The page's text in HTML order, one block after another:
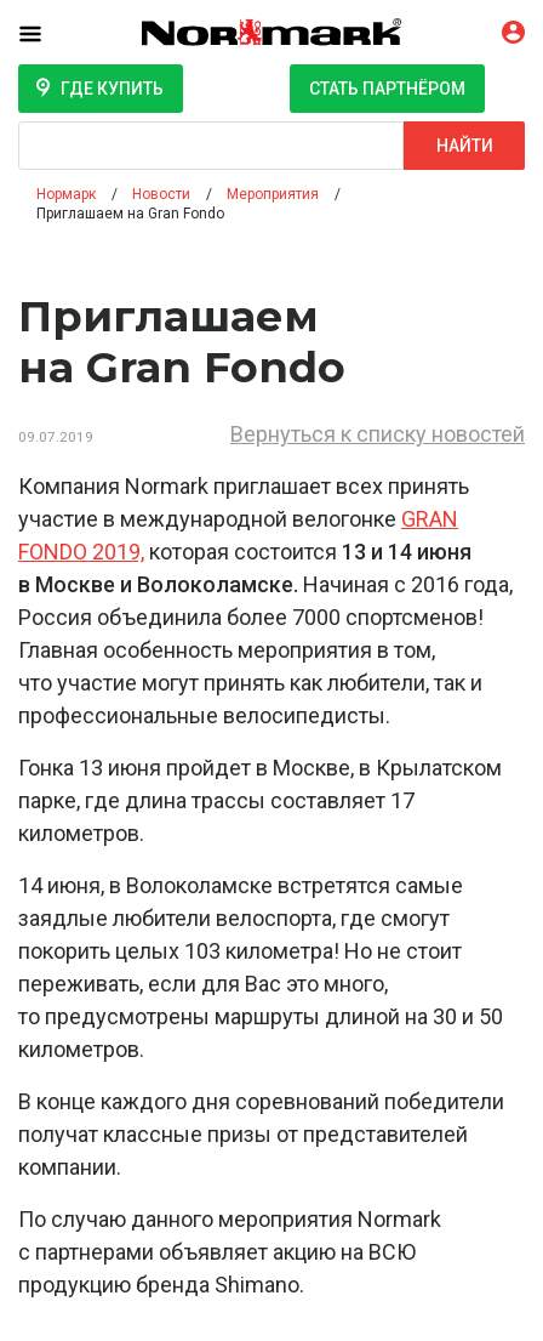
ГДЕ КУПИТЬ СТАТЬ ПАРТНЁРОМ
НАЙТИ
Нормарк Новости
Мероприятия
Приглашаем на Gran Fondo
Приглашаем
на Gran Fondo
09.07.2019 Вернуться к списку новостей
Компания Normark приглашает всех принять
участие в международной велогонке GRAN
FONDO 2019, которая состоится 13 и 14 июня
в Москве и Волоколамске. Начиная с 2016 года,
Россия объединила более 7000 спортсменов!
Главная особенность мероприятия в том,
что участие могут принять как любители, так и
профессиональные велосипедисты.
Гонка 13 июня пройдет в Москве, в Крылатском
парке, где длина трассы составляет 17
километров.
14 июня, в Волоколамске встретятся самые
заядлые любители велоспорта, где смогут
покорить целых 103 километра! Но не стоит
переживать, если для Вас это много,
то предусмотрены маршруты длиной на 30 и 50
километров.
В конце каждого дня соревнований победители
получат классные призы от представителей
компании.
По случаю данного мероприятия Normark
с партнерами объявляет акцию на ВСЮ
продукцию бренда Shimano.